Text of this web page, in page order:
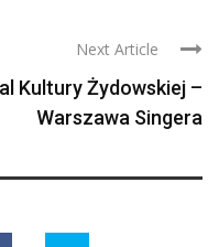
Next Article
Kultury Żydowskiej –
Warszawa Singera